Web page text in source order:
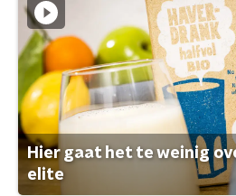
Hier gaat het te weinig
elite